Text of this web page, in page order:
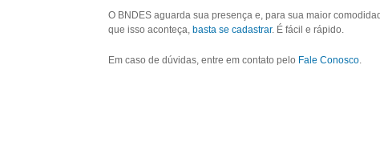
O BNDES aguarda sua presença e, para sua maior
que isso aconteça, basta se cadastrar. É fácil e rápido.
Em caso de dúvidas, entre em contato pelo Fale Conosco.